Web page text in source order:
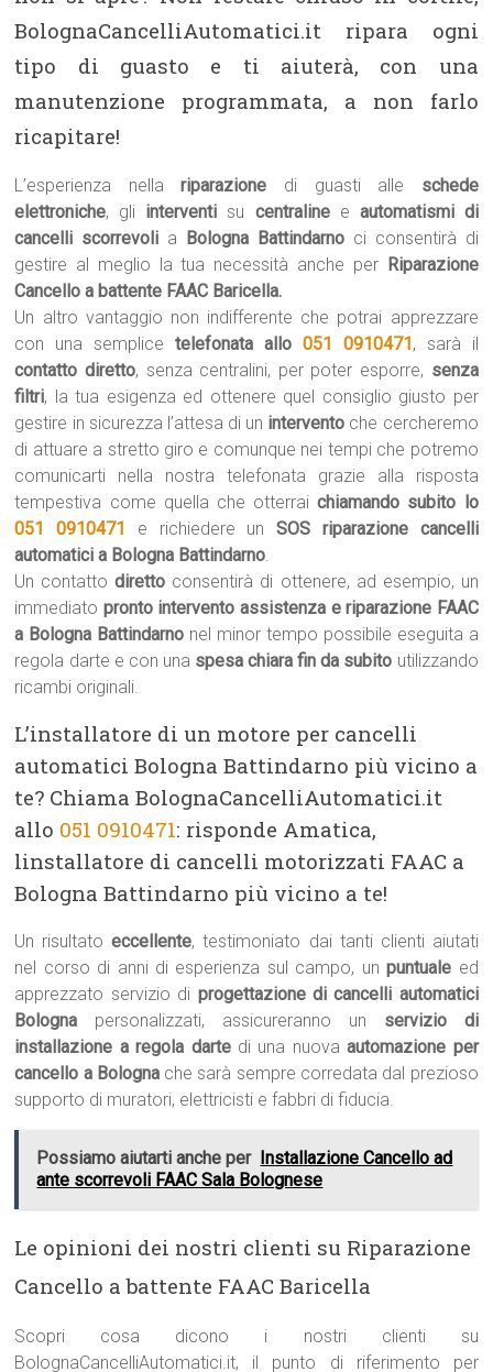
BolognaCancelliAutomatici.it ripara ogni
tipo di guasto e ti aiuterà, con una
manutenzione programmata, a non farlo
ricapitare!
L’esperienza nellariparazione di guasti alle schede
elettroniche, gli interventi su centralinee automatismi di
cancelli scorrevoli a Bologna Battindarno ci consentirà di
gestire al meglio la tua necessità anche per Riparazione
Cancello a battente FAAC Baricella.
Un altro vantaggio non indifferente che potrai apprezzare
con una semplicetelefonata allo 051 0910471, sarà il
contatto diretto, senza centralini, per poter esporre, senza
filtri, la tua esigenza ed ottenere quel consiglio giusto per
gestire in sicurezza l’attesa di un intervento che cercheremo
di attuare a stretto giro e comunque nei tempi che potremo
comunicarti nella nostra telefonata grazie alla risposta
tempestiva come quella che otterraichiamando subito lo
051 0910471
e richiedere unSOS riparazione cancelli
automatici a Bologna Battindarno.
Un contattodiretto consentirà di ottenere, ad esempio, un
immediato pronto intervento assistenza e riparazione FAAC
a Bologna Battindarno nel minor tempo possibile eseguita a
regola darte e con una spesa chiara fin da subito utilizzando
ricambi originali.
L’installatore di un motore per cancelli
automatici Bologna Battindarno più vicino a
te? Chiama BolognaCancelliAutomatici.it
allo 051 0910471: risponde Amatica,
linstallatore di cancelli motorizzati FAAC a
Bologna Battindarno più vicino a te!
Un risultatoeccellente, testimoniato dai tanti clienti aiutati
nel corso di anni di esperienza sul campo, unpuntuale ed
apprezzato servizio di progettazione di cancelli automatici
Bologna personalizzati, assicureranno un servizio di
installazione a regola dartedi una nuovaautomazione per
cancello a Bologna che sarà sempre corredata dal prezioso
supporto di muratori, elettricisti e fabbri di fiducia.
Possiamo aiutarti anche per Installazione Cancello ad
ante scorrevoli FAAC Sala Bolognese
Le opinioni dei nostri clienti su Riparazione
Cancello a battente FAAC Baricella
Scopri cosa dicono i nostri clienti su
BolognaCancelliAutomatici.it, il punto di riferimento per